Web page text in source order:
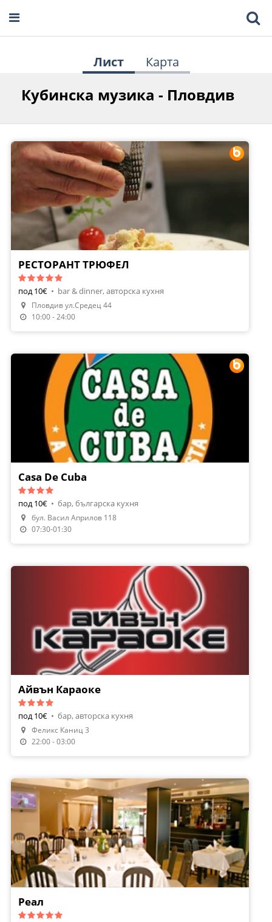
Лист Карта
Кубинска музика - Пловдив
Направи Резервация
РЕСТОРАНТ ТРЮФЕЛ
под 10€ • bar & dinner, авторска кухня
Пловдив ул.Средец 44
10:00 - 24:00
Направи Резервация
Casa De Cuba
под 10€ • бар, българска кухня
бул. Васил Априлов 118
07:30-01:30
Айвън Караоке
под 10€ • бар, авторска кухня
Феликс Каниц 3
22:00 - 03:00
Реал